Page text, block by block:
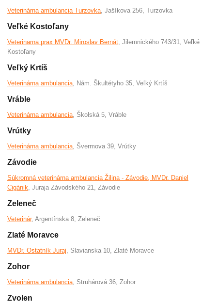
Veterinárna ambulancia Turzovka, Jašíkova 256, Turzovka
Veľké Kostoľany
Veterinarna prax MVDr. Miroslav Bernát, Jilemnického 743/31, Veľké
Kostoľany
Veľký Krtíš
Veterinárna ambulancia, Nám. Škultétyho 35, Veľký Krtíš
Vráble
Veterinárna ambulancia, Školská 5, Vráble
Vrútky
Veterinárna ambulancia, Švermova 39, Vrútky
Závodie
Súkromná veterinárna ambulancia Žilina - Závodie, MVDr. Daniel
Cigánik, Juraja Závodského 21, Závodie
Zeleneč
Veterinár, Argentínska 8, Zeleneč
Zlaté Moravce
MVDr. Ostatník Juraj, Slavianska 10, Zlaté Moravce
Zohor
Veterinárna ambulancia, Struhárová 36, Zohor
Zvolen